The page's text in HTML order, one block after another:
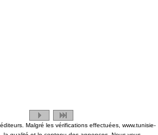
Malgré les vérifications effectuées, www.tunisie-